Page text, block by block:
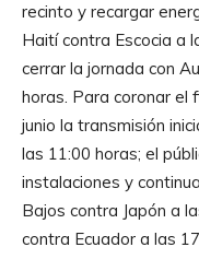
recinto y recargar
Haití contra Escocia a
cerrar la jornada con
horas. Para coronar el
junio la transmisión
las 11:00 horas; el
instalaciones y
Bajos contra Japón a
contra Ecuador a las